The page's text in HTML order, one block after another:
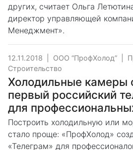
других, считает Ольга
директор управляющей
Менеджмент».
12.11.2018 ООО “ПрофХолод”
Строительство
Холодильные камеры
первый российский
для
Построить холодильную или
стало проще: «ПрофХолод»
«Телеграм» для